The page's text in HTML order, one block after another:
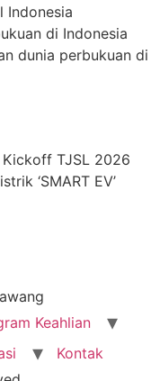
Indonesia
di Indonesia
dunia perbukuan di
Kickoff TJSL 2026
‘SMART EV’
Keahlian
Kontak